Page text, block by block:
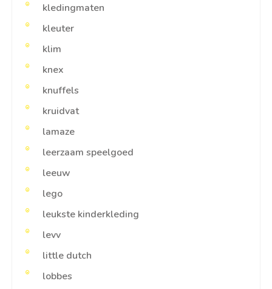
kledingmaten
kleuter
klim
knex
knuffels
kruidvat
lamaze
leerzaam speelgoed
leeuw
lego
leukste kinderkleding
levv
little dutch
lobbes